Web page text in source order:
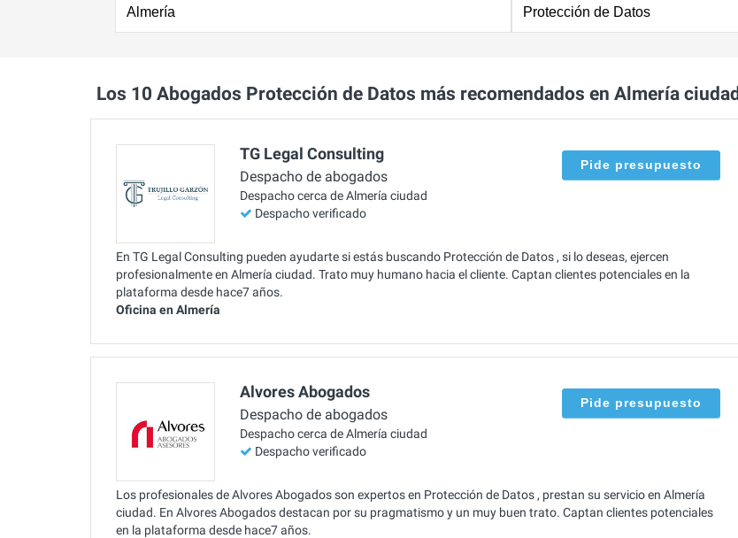
Los 10 Abogados Protección de Datos más recomendados en Almería ciudad
TG Legal Consulting
Despacho de abogados
Despacho cerca de Almería ciudad
Despacho verificado
Pide presupuesto
En TG Legal Consulting pueden ayudarte si estás buscando Protección de Datos , si lo deseas, ejercen
profesionalmente en Almería ciudad. Trato muy humano hacia el cliente. Captan clientes potenciales en la
plataforma desde hace7 años.
Oficina en Almería
Alvores Abogados
Despacho de abogados
Despacho cerca de Almería ciudad
Despacho verificado
Pide presupuesto
Los profesionales de Alvores Abogados son expertos en Protección de Datos , prestan su servicio en Almería
ciudad. En Alvores Abogados destacan por su pragmatismo y un muy buen trato. Captan clientes potenciales
en la plataforma desde hace7 años.